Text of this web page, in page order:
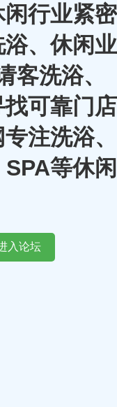
行业紧密
、休闲业
客洗浴、
可靠门店
注洗浴、
等休闲
入论坛